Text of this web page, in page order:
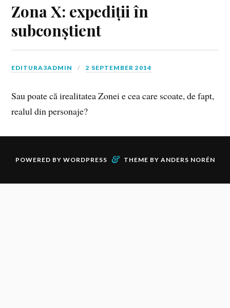
Zona X: expediții în
subconștient
EDITURA3ADMIN 2 SEPTEMBER 2014
Sau poate că irealitatea Zonei e cea care scoate, de fapt,
realul din personaje?
POWERED BY WORDPRESS & THEME BY ANDERS NORÉN